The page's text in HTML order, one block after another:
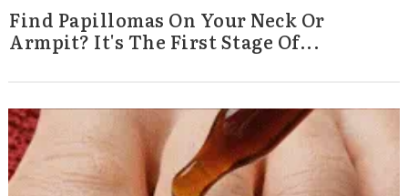
Find Papillomas On Your Neck Or
Armpit? It's The First Stage Of...